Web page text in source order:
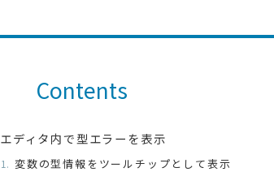
Contents
エディタ内で型エラーを表示
変数の型情報をツールチップとして表示